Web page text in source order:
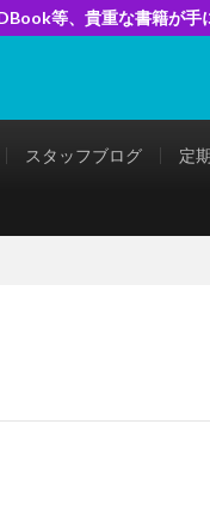
等、貴重な書籍が手
スタッフブログ 定